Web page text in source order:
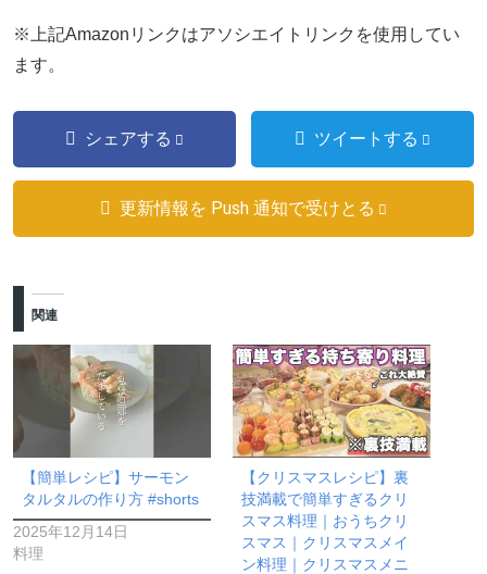
※上記Amazonリンクはアソシエイトリンクを使用してい
ます。
シェアする ツイートする
更新情報を Push 通知で受けとる
関連
【簡単レシピ】サーモン
タルタルの作り方 #shorts
2025年12月14日
料理
【クリスマスレシピ】裏
技満載で簡単すぎるクリ
スマス料理｜おうちクリ
スマス｜クリスマスメイ
ン料理｜クリスマスメニ